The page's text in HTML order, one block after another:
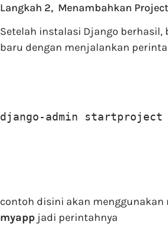
Langkah 2, Menambahkan Project
Setelah instalasi Django
baru dengan menjalankan
django-admin startproject
contoh disini akan menggunakan
myapp jadi perintahnya